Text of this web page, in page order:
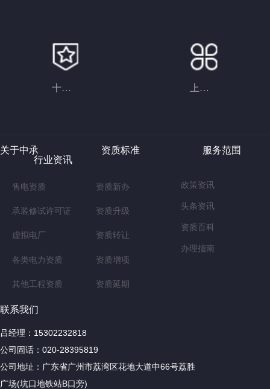
十五年办理经验 上万成功案例
联系我们
吕经理：15302232818
公司固话：020-28395819
公司地址：广东省广州市荔湾区花地大道中66号荔胜
广场(坑口地铁站B口旁)
售电资质
承装修试许可证
虚拟电厂
各类电力资质
其他工程资质
关于中承 资质标准 服务范围
行业资讯
资质新办
资质升级
资质转让
资质增项
资质延期
政策资讯
头条资讯
资质百科
办理指南